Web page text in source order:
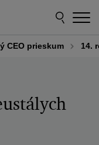
CEO prieskum 14.